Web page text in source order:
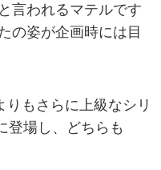
言われるマテルです
の姿が企画時には目
もさらに上級なシリ
登場し、どちらも